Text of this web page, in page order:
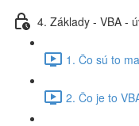
4. Základy - VBA -
1. Čo sú to
2. Čo je to